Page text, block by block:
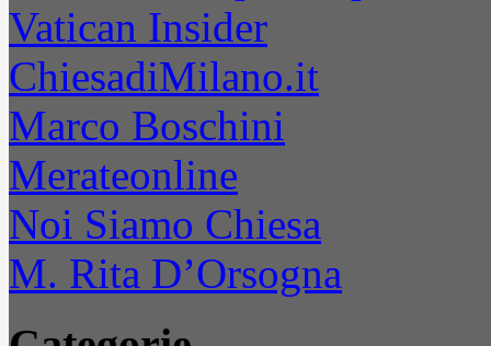
Vatican Insider
ChiesadiMilano.it
Marco Boschini
Merateonline
Noi Siamo Chiesa
M. Rita D’Orsogna